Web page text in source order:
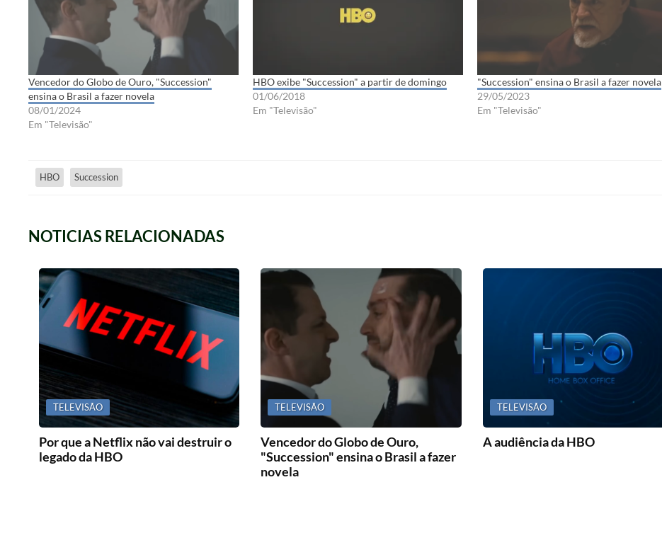
Vencedor do Globo de Ouro, "Succession"
ensina o Brasil a fazer novela
08/01/2024
Em "Televisão"
HBO exibe "Succession" a partir de domingo
01/06/2018
Em "Televisão"
"Succession" ensina o Brasil a fazer novela
29/05/2023
Em "Televisão"
HBO Succession
NOTICIAS RELACIONADAS
TELEVISÃO
Por que a Netflix não vai destruir o
legado da HBO
TELEVISÃO
Vencedor do Globo de Ouro,
"Succession" ensina o Brasil a fazer
novela
TELEVISÃO
A audiência da HBO